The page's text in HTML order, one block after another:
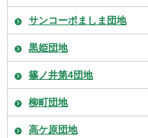
サンコーポましま団地
黒姫団地
篠ノ井第4団地
柳町団地
高ケ原団地